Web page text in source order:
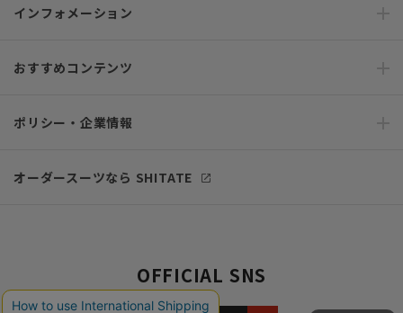
インフォメーション
おすすめコンテンツ
ポリシー・企業情報
オーダースーツなら SHITATE
OFFICIAL SNS